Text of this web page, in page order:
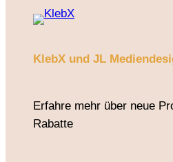
KlebX und JL
Erfahre mehr über neue
Rabatte